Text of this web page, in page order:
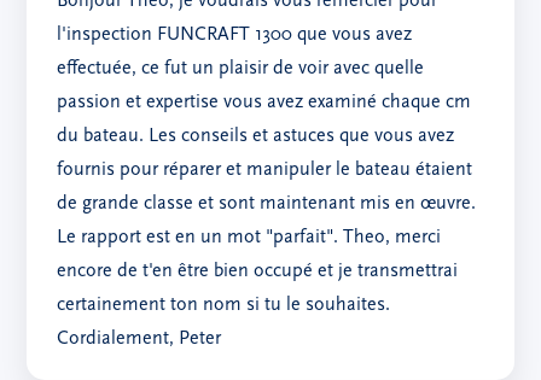
l'inspection FUNCRAFT 1300 que vous avez
effectuée, ce fut un plaisir de voir avec quelle
passion et expertise vous avez examiné chaque cm
du bateau. Les conseils et astuces que vous avez
fournis pour réparer et manipuler le bateau étaient
de grande classe et sont maintenant mis en œuvre.
Le rapport est en un mot "parfait". Theo, merci
encore de t'en être bien occupé et je transmettrai
certainement ton nom si tu le souhaites.
Cordialement, Peter